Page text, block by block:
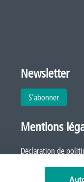
Newsletter
S'abonner
Mentions
Déclaration de
Politique